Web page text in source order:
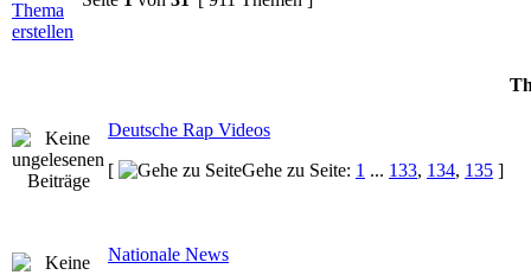
Deutsche Rap Videos
[
Gehe zu Seite: 1 ... 133, 134, 135 ]
Nationale News